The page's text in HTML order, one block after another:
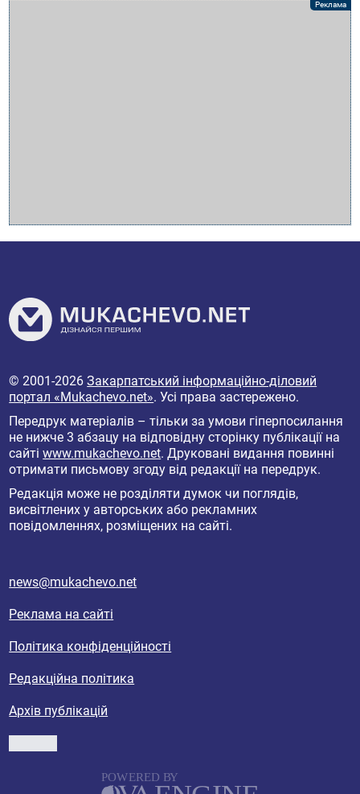
© 2001-2026Закарпатський інформаційно-діловий
портал «Mukachevo.net». Усі права застережено.
Передрук матеріалів – тільки за умови гіперпосилання
не нижче 3 абзацу на відповідну сторінку публікації на
сайтіwww.mukachevo.net. Друковані видання повинні
отримати письмову згоду від редакції на передрук.
Редакція може не розділяти думок чи поглядів,
висвітлених у авторських або рекламних
повідомленнях, розміщених на сайті.
news@mukachevo.net
Реклама на сайті
Політика конфіденційності
Редакційна політика
Архів публікацій